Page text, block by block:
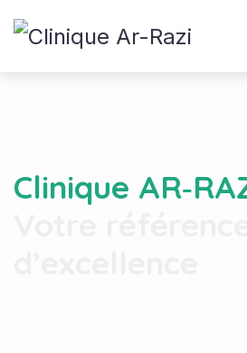
Clinique